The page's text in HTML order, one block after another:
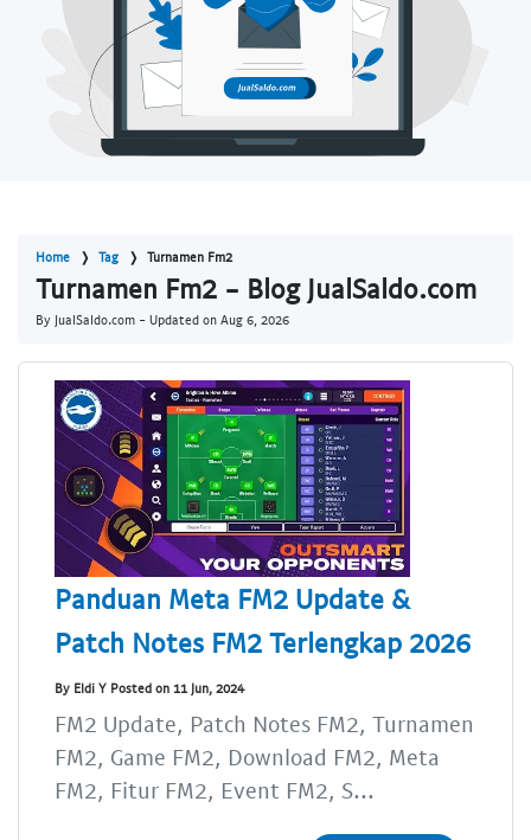
Home Tag Turnamen Fm2
Turnamen Fm2 - Blog JualSaldo.com
By JualSaldo.com - Updated on Aug 6, 2026
Panduan Meta FM2 Update &
Patch Notes FM2 Terlengkap 2026
By Eldi Y Posted on 11 Jun, 2024
FM2 Update, Patch Notes FM2, Turnamen
FM2, Game FM2, Download FM2, Meta
FM2, Fitur FM2, Event FM2, S...